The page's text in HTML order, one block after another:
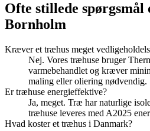
Ofte stillede
Bornholm
Kræver et træhus meget
Nej. Vores træhuse bruger
varmebehandlet og kræver
maling eller oliering nødvendig.
Er træhuse energieffektive?
Ja, meget. Træ har naturlige
træhuse leveres med A2025
Hvad koster et træhus i Danmark?